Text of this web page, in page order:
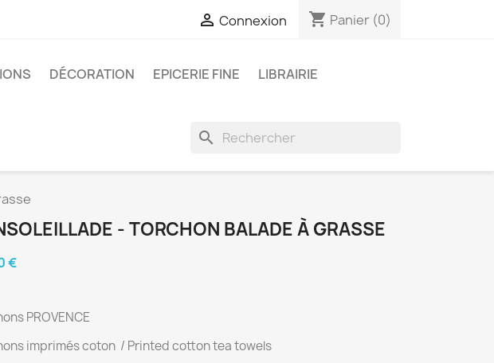
 Connexion shopping_cart Panier (0)
DÉCORATION EPICERIE FINE
LIBRAIRIE
search
- TORCHON BALADE À GRASSE
€
PROVENCE
imprimés coton / Printed cotton tea towels